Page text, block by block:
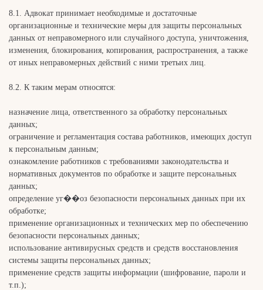
8.1. Адвокат принимает необходимые и достаточные
организационные и технические меры для защиты персональных
данных от неправомерного или случайного доступа, уничтожения,
изменения, блокирования, копирования, распространения, а также
от иных неправомерных действий с ними третьих лиц.
8.2. К таким мерам относятся:
назначение лица, ответственного за обработку персональных
данных;
ограничение и регламентация состава работников, имеющих доступ
к персональным данным;
ознакомление работников с требованиями законодательства и
нормативных документов по обработке и защите персональных
данных;
определение уг��оз безопасности персональных данных при их
обработке;
применение организационных и технических мер по обеспечению
безопасности персональных данных;
использование антивирусных средств и средств восстановления
системы защиты персональных данных;
применение средств защиты информации (шифрование, пароли и
т.п.);